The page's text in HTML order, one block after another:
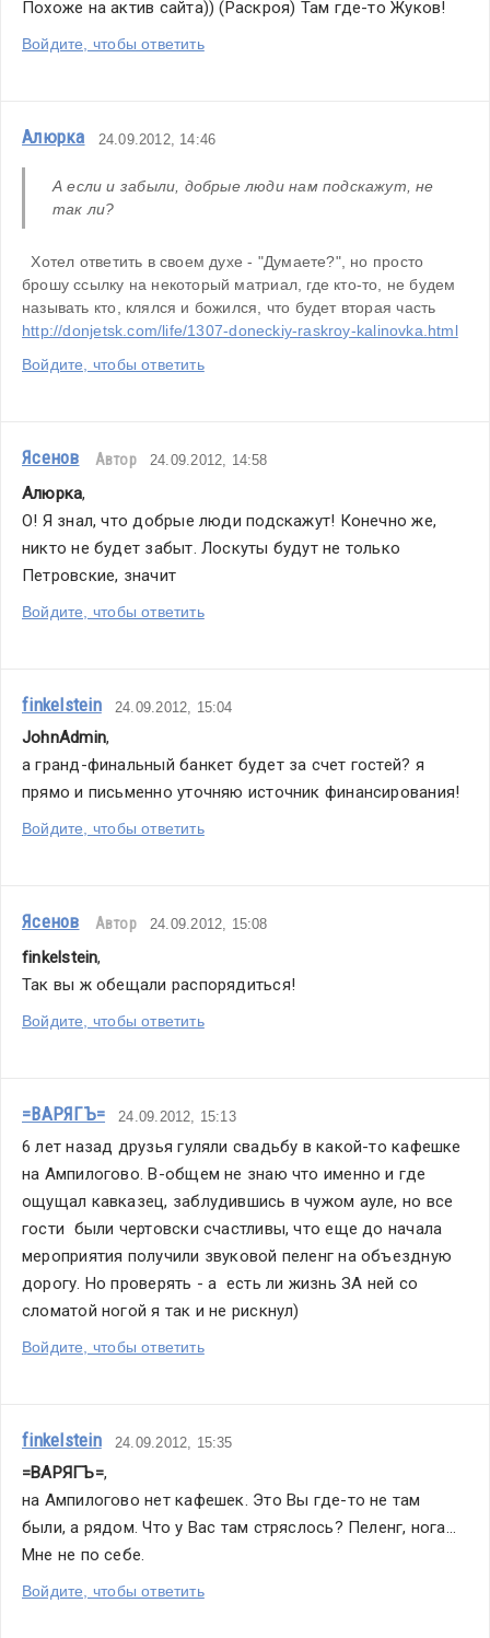
Похоже на актив сайта)) (Раскроя) Там где-то Жуков!
Войдите, чтобы ответить
Алюрка 24.09.2012, 14:46
А если и забыли, добрые люди нам подскажут, не
так ли?
Хотел ответить в своем духе - "Думаете?", но просто
брошу ссылку на некоторый матриал, где кто-то, не будем
называть кто, клялся и божился, что будет вторая часть
http://donjetsk.com/life/1307-doneckiy-raskroy-kalinovka.html
Войдите, чтобы ответить
Ясенов Автор 24.09.2012, 14:58
Алюрка,
О! Я знал, что добрые люди подскажут! Конечно же,
никто не будет забыт. Лоскуты будут не только
Петровские, значит
Войдите, чтобы ответить
finkelstein 24.09.2012, 15:04
JohnAdmin,
а гранд-финальный банкет будет за счет гостей? я
прямо и письменно уточняю источник финансирования!
Войдите, чтобы ответить
Ясенов Автор 24.09.2012, 15:08
finkelstein,
Так вы ж обещали распорядиться!
Войдите, чтобы ответить
=ВАРЯГЪ= 24.09.2012, 15:13
6 лет назад друзья гуляли свадьбу в какой-то кафешке
на Ампилогово. В-общем не знаю что именно и где
ощущал кавказец, заблудившись в чужом ауле, но все
гости  были чертовски счастливы, что еще до начала
мероприятия получили звуковой пеленг на объездную
дорогу. Но проверять - а  есть ли жизнь ЗА ней со
сломатой ногой я так и не рискнул)
Войдите, чтобы ответить
finkelstein 24.09.2012, 15:35
=ВАРЯГЪ=,
на Ампилогово нет кафешек. Это Вы где-то не там
были, а рядом. Что у Вас там стряслось? Пеленг, нога...
Мне не по себе.
Войдите, чтобы ответить